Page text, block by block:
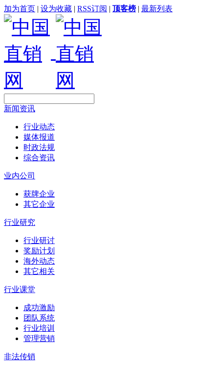
加为首页 | 设为收藏 | RSS订阅 | 顶客榜 | 最新列表
新闻资讯
行业动态
媒体报道
时政法规
综合资讯
业内公司
获牌企业
其它企业
行业研究
行业研讨
奖励计划
海外动态
其它相关
行业课堂
成功激励
团队系统
行业培训
管理营销
非法传销